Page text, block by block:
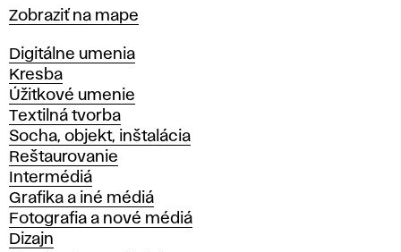
Mapa
Zobraziť na mape
Katedry
Digitálne umenia
Kresba
Úžitkové umenie
Textilná tvorba
Socha, objekt, inštalácia
Reštaurovanie
Intermédiá
Grafika a iné médiá
Fotografia a nové médiá
Dizajn